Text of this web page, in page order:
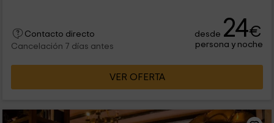
Contacto directo
Cancelación 7 días antes
desde 24€
persona y noche
VER OFERTA